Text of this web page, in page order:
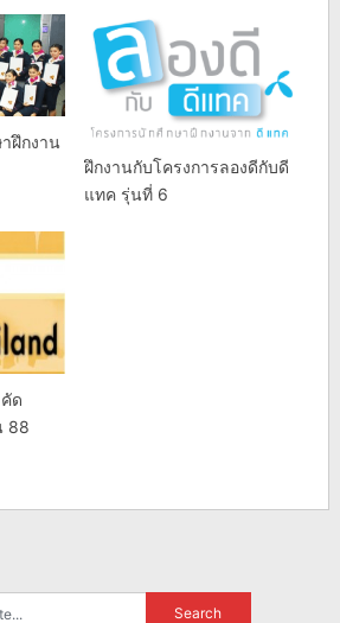
ฝึกงาน
ฝึกงานกับโครงการลองดีกับดี
แทค รุ่นที่ 6
ด
88